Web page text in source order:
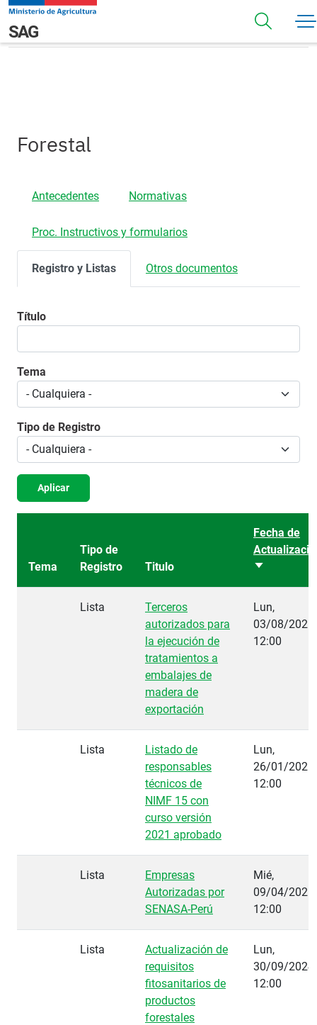
Pasar al contenido principal
Navegación principal
SAG
Registros
Forestal
Antecedentes Normativas
Proc. Instructivos y formularios
Registro y Listas Otros documentos
Título
Tema
Tipo de Registro
Aplicar
Tema
Tipo de
Registro
Titulo
Fecha de
Ordenar
Lista
Terceros
autorizados para
la ejecución de
tratamientos a
embalajes de
madera de
exportación
Lun,
03/08/2026
12:00
Lista
Listado de
responsables
técnicos de
NIMF 15 con
curso versión
2021 aprobado
Lun,
26/01/2026
12:00
Lista
Empresas
Autorizadas por
SENASA-Perú
Mié,
09/04/2025
12:00
Lista
Actualización de
requisitos
fitosanitarios de
productos
forestales
Lun,
30/09/2024
12:00